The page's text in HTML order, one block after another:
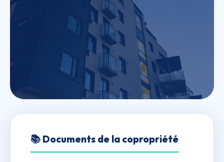
105 AVENUE GENERAL DE
GAULLE
📚 Documents de la copropriété